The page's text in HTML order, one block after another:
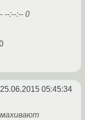
--:--:-- 0
25.06.2015 05:45:34